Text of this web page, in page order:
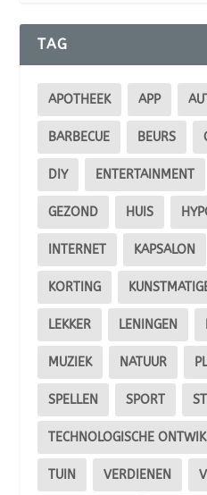
TAG
APOTHEEK APP
BARBECUE BEURS
DIY ENTERTAINMENT
GEZOND HUIS
INTERNET KAPSALON
KORTING
LEKKER LENINGEN
MUZIEK NATUUR
SPELLEN SPORT
TECHNOLOGISCHE
TUIN VERDIENEN